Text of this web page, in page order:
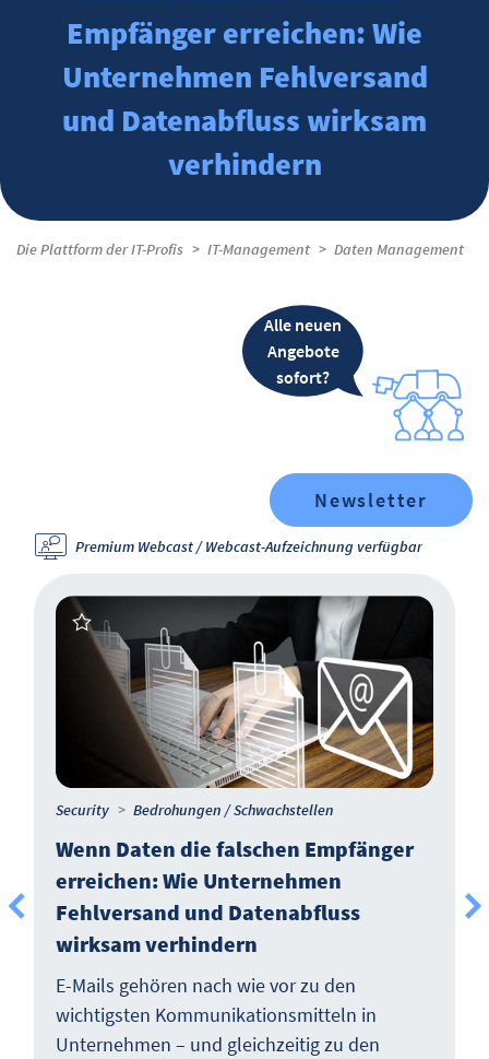
Empfänger erreichen: Wie
Unternehmen Fehlversand
und Datenabfluss wirksam
verhindern
Die Plattform der IT-Profis IT-Management Daten Management
Alle neuen
Angebote
sofort?
Newsletter
Premium Webcast / Webcast-Aufzeichnung verfügbar
Security Bedrohungen / Schwachstellen
Wenn Daten die falschen Empfänger
erreichen: Wie Unternehmen
Fehlversand und Datenabfluss
wirksam verhindern
E-Mails gehören nach wie vor zu den
wichtigsten Kommunikationsmitteln in
Unternehmen – und gleichzeitig zu den